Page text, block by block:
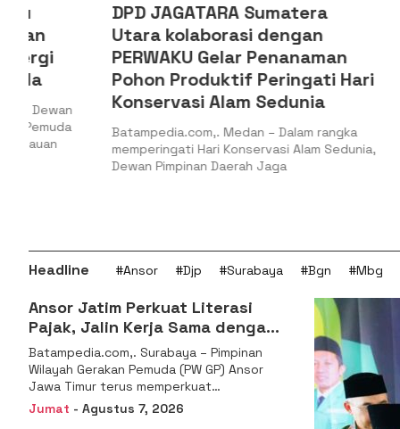
DPD JAGATARA Sumatera
Utara kolaborasi dengan
PERWAKU Gelar Penanaman
Pohon Produktif Peringati Hari
Konservasi Alam Sedunia
Batampedia.com,. Medan – Dalam rangka
memperingati Hari Konservasi Alam Sedunia,
Dewan Pimpinan Daerah Jaga
PC PMII
dan
Kepri
Pengurus
Islam
Bintan
Headline #Ansor #Djp #Surabaya #Bgn #Mbg
Ansor Jatim Perkuat Literasi
Pajak, Jalin Kerja Sama dengan
DJP se-Jatim
Batampedia.com,. Surabaya – Pimpinan
Wilayah Gerakan Pemuda (PW GP) Ansor
Jawa Timur terus memperkuat
komitmennya dalam membangun
kemandirian ekonomi
Jumat - Agustus 7, 2026